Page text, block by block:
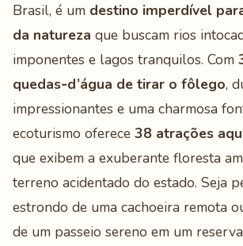
Brasil, é um destino imperdível
da natureza que buscam rios
imponentes e lagos tranquilos. Com
quedas‑d’água de tirar o fôlego,
impressionantes e uma charmosa
ecoturismo oferece 38 atrações
que exibem a exuberante floresta
terreno acidentado do estado. Seja
estrondo de uma cachoeira remota
de um passeio sereno em um